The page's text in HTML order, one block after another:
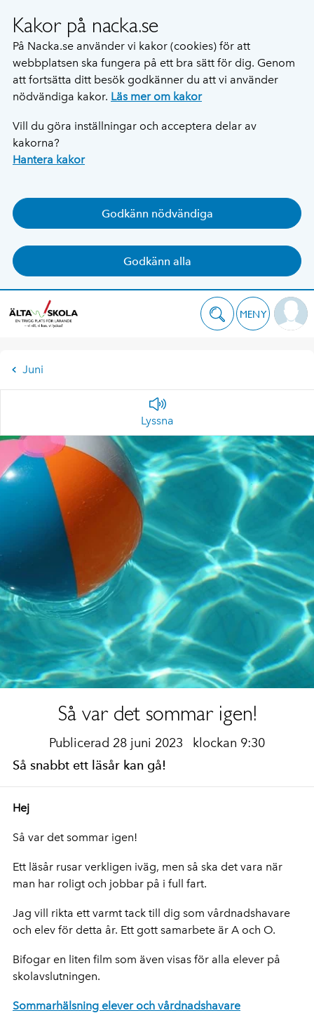
Kakor på nacka.se
På Nacka.se använder vi kakor (cookies) för att
webbplatsen ska fungera på ett bra sätt för dig. Genom
att fortsätta ditt besök godkänner du att vi använder
nödvändiga kakor. Läs mer om kakor
Vill du göra inställningar och acceptera delar av
kakorna?
Hantera kakor
Godkänn nödvändiga
Godkänn alla
MENY
Juni
Lyssna
Så var det sommar igen!
Publicerad 28 juni 2023 klockan 9:30
Så snabbt ett läsår kan gå!
Hej
Så var det sommar igen!
Ett läsår rusar verkligen iväg, men så ska det vara när
man har roligt och jobbar på i full fart.
Jag vill rikta ett varmt tack till dig som vårdnadshavare
och elev för detta år. Ett gott samarbete är A och O.
Bifogar en liten film som även visas för alla elever på
skolavslutningen.
Sommarhälsning elever och vårdnadshavare